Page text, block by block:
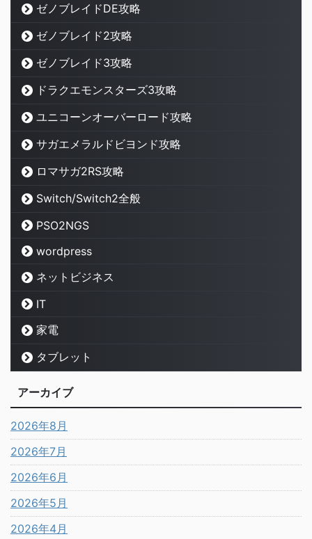
ゼノブレイドDE攻略
ゼノブレイド2攻略
ゼノブレイド3攻略
ドラクエモンスターズ3攻略
ユニコーンオーバーロード攻略
サガエメラルドビヨンド攻略
ロマサガ2RS攻略
Switch/Switch2全般
PSO2NGS
wordpress
ネットビジネス
IT
家電
タブレット
アーカイブ
2026年8月
2026年7月
2026年6月
2026年5月
2026年4月